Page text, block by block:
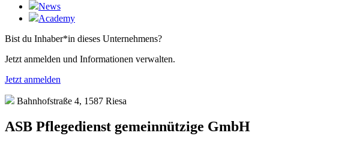
News
Academy
Bist du Inhaber*in dieses Unternehmens?
Jetzt anmelden und Informationen verwalten.
Jetzt anmelden
Bahnhofstraße 4, 1587 Riesa
ASB Pflegedienst gemeinnützige GmbH